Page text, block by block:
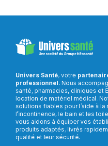
Univers Santé, votre
professionnel. Nous
santé, pharmacies, cliniques et
location de matériel médical.
solutions fiables pour l’aide à la
l’incontinence, le bain et les
vous aidons à équiper vos
produits adaptés, livrés
qualité et leur sécurité.